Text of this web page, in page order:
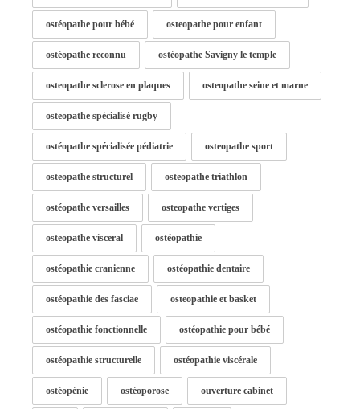
ostéopathe pour bébé osteopathe pour enfant
ostéopathe reconnu ostéopathe Savigny le temple
osteopathe sclerose en plaques osteopathe seine et marne
osteopathe spécialisé rugby
ostéopathe spécialisée pédiatrie osteopathe sport
osteopathe structurel osteopathe triathlon
ostéopathe versailles osteopathe vertiges
osteopathe visceral ostéopathie
ostéopathie cranienne ostéopathie dentaire
ostéopathie des fasciae osteopathie et basket
ostéopathie fonctionnelle ostéopathie pour bébé
ostéopathie structurelle ostéopathie viscérale
ostéopénie ostéoporose ouverture cabinet